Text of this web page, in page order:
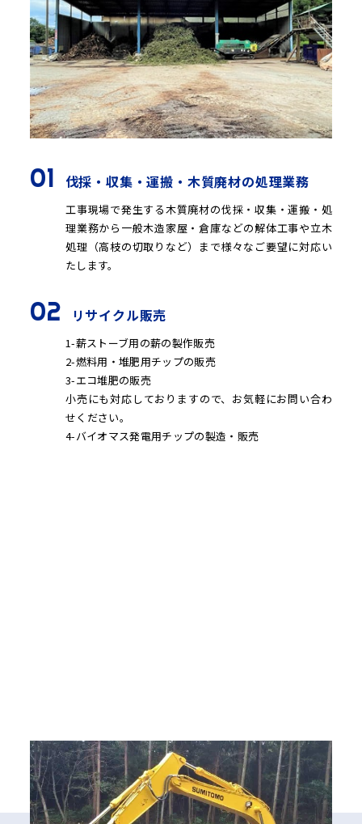
01 伐採・収集・運搬・木質廃材の処理業務
工事現場で発生する木質廃材の伐採・収集・運搬・処
理業務から一般木造家屋・倉庫などの解体工事や立木
処理（高枝の切取りなど）まで様々なご要望に対応い
たします。
02 リサイクル販売
1-薪ストーブ用の薪の製作販売
2-燃料用・堆肥用チップの販売
3-エコ堆肥の販売
小売にも対応しておりますので、お気軽にお問い合わ
せください。
4-バイオマス発電用チップの製造・販売